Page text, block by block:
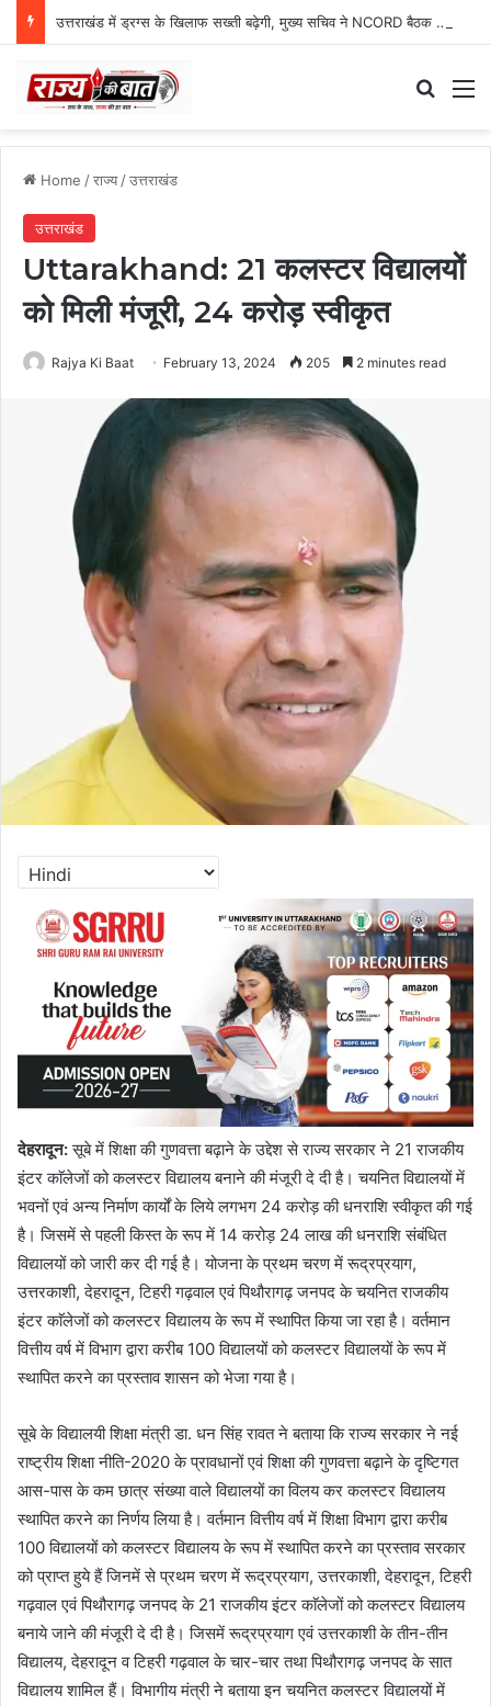
उत्तराखंड में ड्रग्स के खिलाफ सख्ती बढ़ेगी, मुख्य सचिव ने NCORD बैठक में दिए कड़े निर्देश
Home /राज्य/उत्तराखंड
उत्तराखंड
Uttarakhand: 21 कलस्टर विद्यालयों
को मिली मंजूरी, 24 करोड़ स्वीकृत
Rajya Ki Baat February 13, 2024 205 2 minutes read
देहरादून:सूबे में शिक्षा की गुणवत्ता बढ़ाने के उद्देश से राज्य सरकार ने 21 राजकीय
इंटर काॅलेजों को कलस्टर विद्यालय बनाने की मंजूरी दे दी है। चयनित विद्यालयों में
भवनों एवं अन्य निर्माण कार्यों के लिये लगभग 24 करोड़ की धनराशि स्वीकृत की गई
है। जिसमें से पहली किस्त के रूप में 14 करोड़ 24 लाख की धनराशि संबंधित
विद्यालयों को जारी कर दी गई है। योजना के प्रथम चरण में रूद्रप्रयाग,
उत्तरकाशी, देहरादून, टिहरी गढ़वाल एवं पिथौरागढ़ जनपद के चयनित राजकीय
इंटर काॅलेजों को कलस्टर विद्यालय के रूप में स्थापित किया जा रहा है। वर्तमान
वित्तीय वर्ष में विभाग द्वारा करीब 100 विद्यालयों को कलस्टर विद्यालयों के रूप में
स्थापित करने का प्रस्ताव शासन को भेजा गया है।
सूबे के विद्यालयी शिक्षा मंत्री डा. धन सिंह रावत ने बताया कि राज्य सरकार ने नई
राष्ट्रीय शिक्षा नीति-2020 के प्रावधानों एवं शिक्षा की गुणवत्ता बढ़ाने के दृष्टिगत
आस-पास के कम छात्र संख्या वाले विद्यालयों का विलय कर कलस्टर विद्यालय
स्थापित करने का निर्णय लिया है। वर्तमान वित्तीय वर्ष में शिक्षा विभाग द्वारा करीब
100 विद्यालयों को कलस्टर विद्यालय के रूप में स्थापित करने का प्रस्ताव सरकार
को प्राप्त हुये हैं जिनमें से प्रथम चरण में रूद्रप्रयाग, उत्तरकाशी, देहरादून, टिहरी
गढ़वाल एवं पिथौरागढ़ जनपद के 21 राजकीय इंटर काॅलेजों को कलस्टर विद्यालय
बनाये जाने की मंजूरी दे दी है। जिसमें रूद्रप्रयाग एवं उत्तरकाशी के तीन-तीन
विद्यालय, देहरादून व टिहरी गढ़वाल के चार-चार तथा पिथौरागढ़ जनपद के सात
विद्यालय शामिल हैं। विभागीय मंत्री ने बताया इन चयनित कलस्टर विद्यालयों में